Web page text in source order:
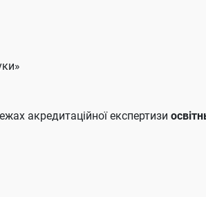
акредитаційної експертизи